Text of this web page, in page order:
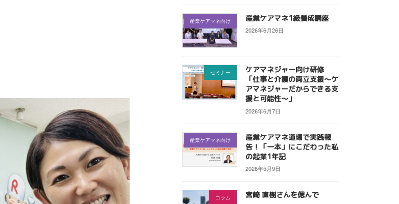
産業ケアマネ向け 産業ケアマネ1級養成講座
2026年6月26日
セミナー
ケアマネジャー向け研修
「仕事と介護の両立支援〜ケ
アマネジャーだからできる支
援と可能性〜」
2026年6月7日
産業ケアマネ向け
産業ケアマネ道場で実践報
告！「一本」にこだわった私
の起業1年記
2026年5月9日
コラム 宮崎 直樹さんを偲んで